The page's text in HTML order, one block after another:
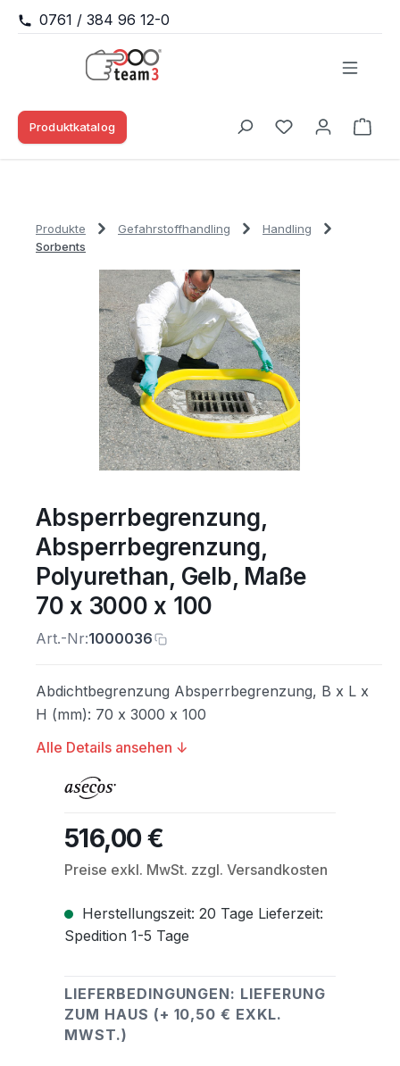
Zum Hauptinhalt springen
0761 / 384 96 12-0
Produktkatalog
Du hast 0
Produkte Gefahrstoffhandling
Handling
Sorbents
Bildergalerie überspringen
Absperrbegrenzung,
Absperrbegrenzung,
Polyurethan, Gelb, Maße
70 x 3000 x 100
Art.-Nr:1000036
Abdichtbegrenzung Absperrbegrenzung, B x L x
H (mm): 70 x 3000 x 100
Alle Details ansehen ↓
Regulärer Preis:
516,00 €
Preise exkl. MwSt. zzgl. Versandkosten
Herstellungszeit: 20 Tage Lieferzeit:
Spedition 1-5 Tage
LIEFERBEDINGUNGEN: LIEFERUNG
ZUM HAUS (+ 10,50 € EXKL.
MWST.)